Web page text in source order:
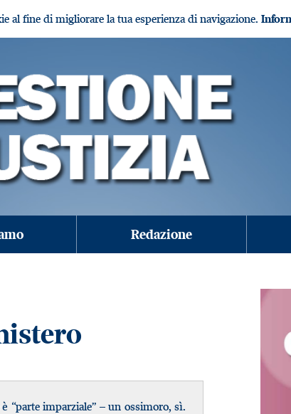
al fine di migliorare la tua esperienza di navigazione.
Redazione
“parte imparziale” – un ossimoro, sì.